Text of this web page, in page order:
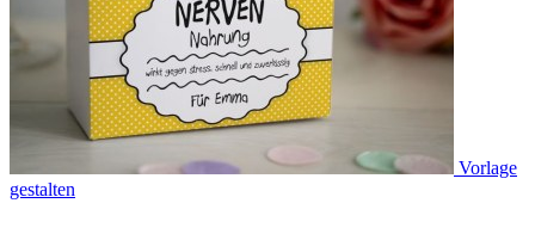
Vorlage
gestalten